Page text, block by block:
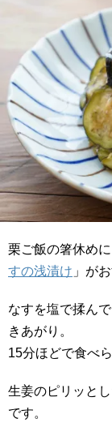
栗ご飯の箸休め
すの浅漬け 」が
なすを塩で揉ん
きあがり。
15分ほどで食べ
生姜のピリッと
です。